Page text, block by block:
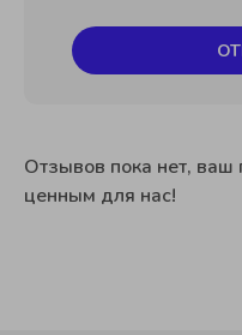
Отзывов пока нет, ваш
ценным для нас!